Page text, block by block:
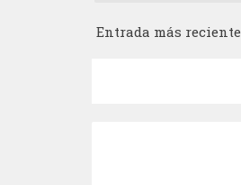
Entrada más reciente